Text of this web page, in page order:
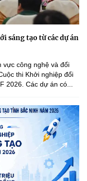
sáng tạo từ các dự án
vực công nghệ và đổi
thi Khởi nghiệp đổi
2026. Các dự án có...